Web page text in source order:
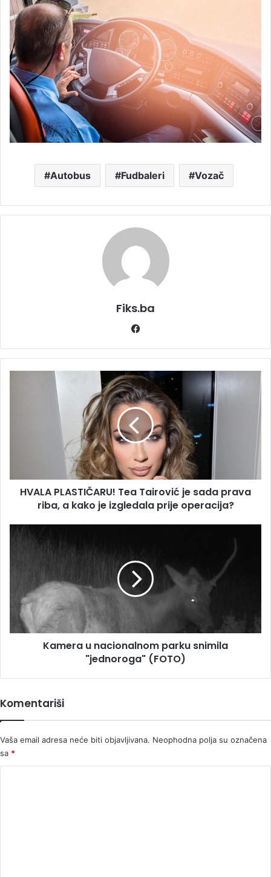
Autobus Fudbaleri Vozač
Fiks.ba
PLASTIČARU!
a
kako
prije
operacija?
HVALA PLASTIČARU! Tea Tairović je sada prava
riba, a kako je izgledala prije operacija?
Kamera
"jednoroga"
(FOTO)
Kamera u nacionalnom parku snimila
"jednoroga" (FOTO)
Komentariši
Vaša email adresa neće biti objavljivana. Neophodna polja su označena
sa *